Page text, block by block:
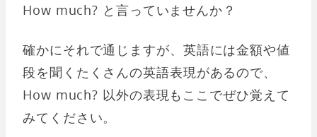
How much? と言っていませんか？
確かにそれで通じますが、英語には金額や値
段を聞くたくさんの英語表現があるので、
How much? 以外の表現もここでぜひ覚えて
みてください。